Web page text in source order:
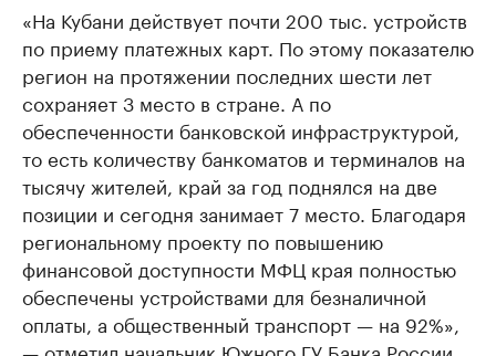
«На Кубани действует почти 200 тыс. устройств
по приему платежных карт. По этому показателю
регион на протяжении последних шести лет
сохраняет 3 место в стране. А по
обеспеченности банковской инфраструктурой,
то есть количеству банкоматов и терминалов на
тысячу жителей, край за год поднялся на две
позиции и сегодня занимает 7 место. Благодаря
региональному проекту по повышению
финансовой доступности МФЦ края полностью
обеспечены устройствами для безналичной
оплаты, а общественный транспорт — на 92%»,